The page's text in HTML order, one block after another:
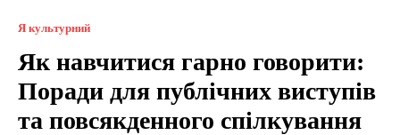
Я культурний
Як навчитися гарно говорити:
Поради для публічних виступів
та повсякденного спілкування